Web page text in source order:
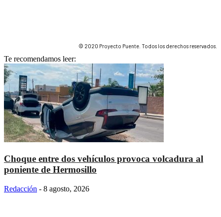
© 2020 Proyecto Puente. Todos los derechos reservados.
Te recomendamos leer:
Choque entre dos vehículos provoca volcadura al
poniente de Hermosillo
Redacción - 8 agosto, 2026